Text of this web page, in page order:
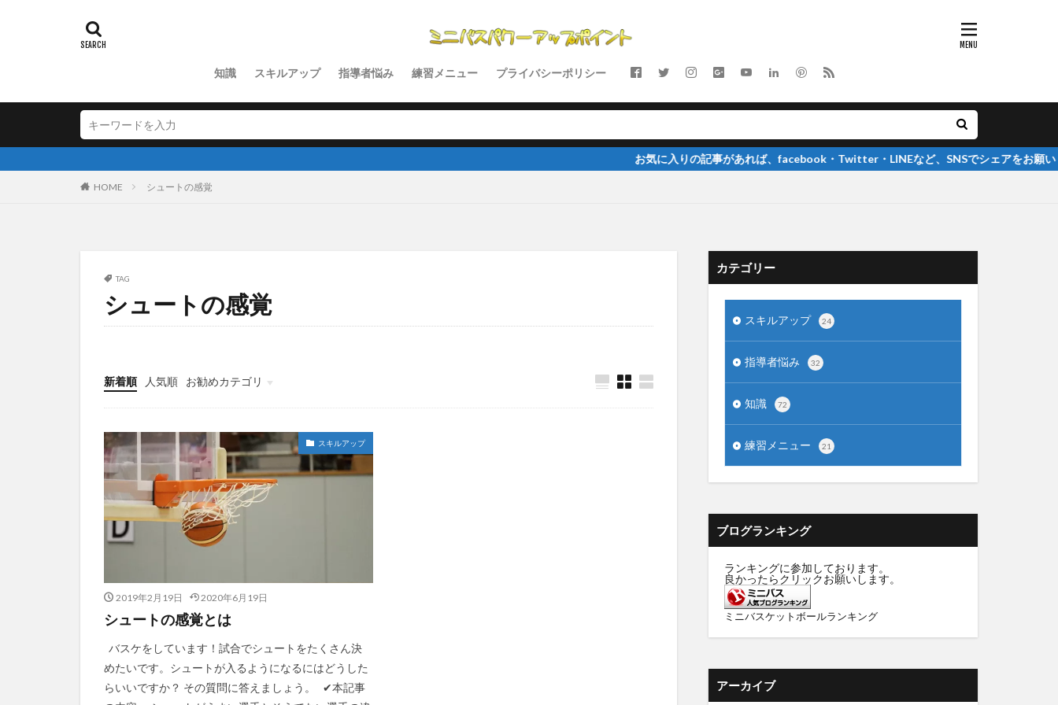
知識 スキルアップ 指導者悩み 練習メニュー プライバシーポリシー
お気に入りの記事があれば、facebook・Twitter・LINEなど、SNSでシェアをお願いします
HOME シュートの感覚
TAG
シュートの感覚
新着順 人気順
お勧めカテゴリ
指導者悩み
スキルアップ
2019年2月19日 2020年6月19日
シュートの感覚とは
バスケをしています！試合でシュートをたくさん決
めたいです。シュートが入るようになるにはどうした
らいいですか？ その質問に答えましょう。 ✔︎本記事
カテゴリー
スキルアップ 24
指導者悩み 32
知識 72
練習メニュー 21
ブログランキング
ランキングに参加しております。
良かったらクリックお願いします。
ミニバスケットボールランキング
アーカイブ